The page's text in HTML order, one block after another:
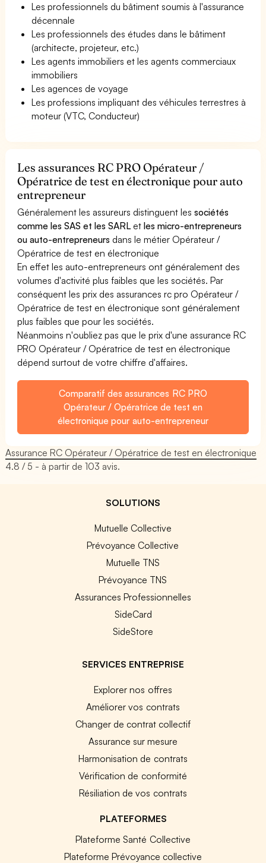
Les professionnels du bâtiment soumis à l'assurance
décennale
Les professionnels des études dans le bâtiment
(architecte, projeteur, etc.)
Les agents immobiliers et les agents commerciaux
immobiliers
Les agences de voyage
Les professions impliquant des véhicules terrestres à
moteur (VTC, Conducteur)
Les assurances RC PRO Opérateur /
Opératrice de test en électronique pour auto
entrepreneur
Généralement les assureurs distinguent lessociétés
comme les SAS et les SARL etles micro-entrepreneurs
ou auto-entrepreneurs dans le métier Opérateur /
Opératrice de test en électronique
En effet les auto-entrepreneurs ont généralement des
volumes d'activité plus faibles que les sociétés. Par
conséquent les prix des assurances rc pro Opérateur /
Opératrice de test en électronique sont généralement
plus faibles que pour les sociétés.
Néanmoins n'oubliez pas que le prix d'une assurance RC
PRO Opérateur / Opératrice de test en électronique
dépend surtout de votre chiffre d'affaires.
Comparatif des assurances RC PRO
Opérateur / Opératrice de test en
électronique pour auto-entrepreneur
Assurance RC Opérateur / Opératrice de test en électronique
4.8 / 5 - à partir de103 avis.
SOLUTIONS
Mutuelle Collective
Prévoyance Collective
Mutuelle TNS
Prévoyance TNS
Assurances Professionnelles
SideCard
SideStore
SERVICES ENTREPRISE
Explorer nos offres
Améliorer vos contrats
Changer de contrat collectif
Assurance sur mesure
Harmonisation de contrats
Vérification de conformité
Résiliation de vos contrats
PLATEFORMES
Plateforme Santé Collective
Plateforme Prévoyance collective